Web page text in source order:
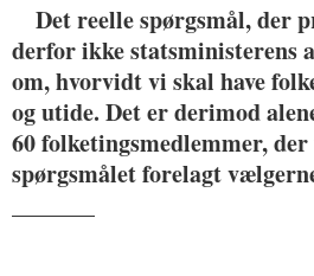
Det reelle spørgsmål, der
derfor ikke statsministerens
om, hvorvidt vi skal have
og utide. Det er derimod
60 folketingsmedlemmer,
spørgsmålet forelagt